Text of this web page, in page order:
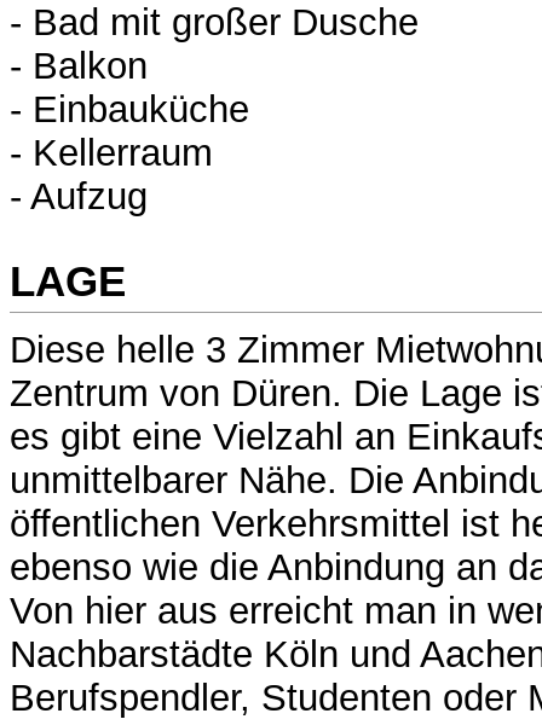
- Bad mit großer Dusche
- Balkon
- Einbauküche
- Kellerraum
- Aufzug
LAGE
Diese helle 3 Zimmer
Zentrum von Düren. Die Lage
es gibt eine Vielzahl an
unmittelbarer Nähe. Die
öffentlichen Verkehrsmittel ist
ebenso wie die Anbindung an
Von hier aus erreicht man in
Nachbarstädte Köln und
Berufspendler, Studenten oder